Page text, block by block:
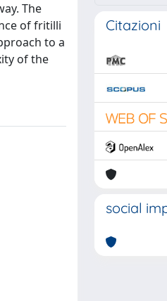
The
of fritilli
to a
of the
Citazioni
social